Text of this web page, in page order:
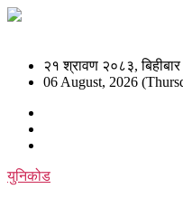
२१ श्रावण २०८३, बिहीबार
06 August, 2026
युनिकोड